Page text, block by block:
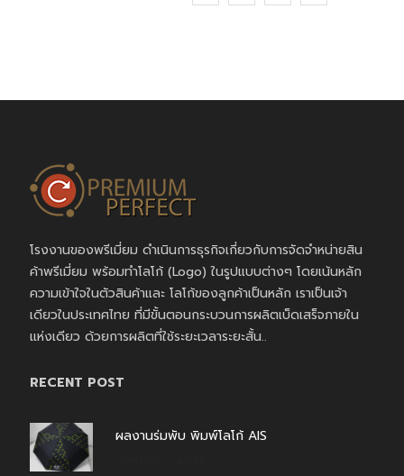
โรงงานของพรีเมี่ยม ดำเนินการธุรกิจเกี่ยวกับการจัดจำหน่ายสิน
ค้าพรีเมี่ยม พร้อมทำโลโก้ (Logo) ในรูปแบบต่างๆ โดยเน้นหลัก
ความเข้าใจในตัวสินค้าและ โลโก้ของลูกค้าเป็นหลัก เราเป็นเจ้า
เดียวในประเทศไทย ที่มีขั้นตอนกระบวนการผลิตเบ็ดเสร็จภายใน
แห่งเดียว ด้วยการผลิตที่ใช้ระยะเวลาระยะสั้น..
RECENT POST
ผลงานร่มพับ พิมพ์โลโก้ AIS